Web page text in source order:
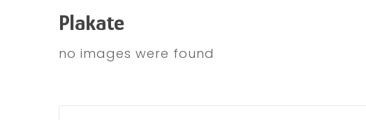
Plakate
no images were found